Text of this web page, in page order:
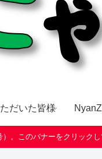
だいた皆様
。このバナーをクリック